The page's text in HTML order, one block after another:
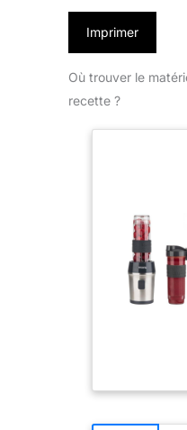
Imprimer
Où trouver le
recette ?